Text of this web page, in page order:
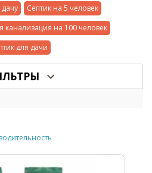
Септик на 5 человек
канализация на 100 человек
для дачи